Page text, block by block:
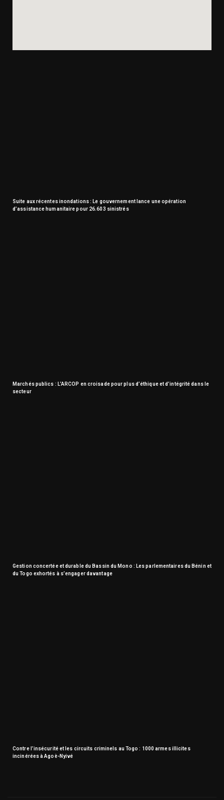
Suite aux récentes inondations : Le gouvernement lance une opération
d’assistance humanitaire pour 26.603 sinistrés
Marchés publics : L’ARCOP en croisade pour plus d’éthique et d’intégrité dans le
secteur
Gestion concertée et durable du Bassin du Mono : Les parlementaires du Bénin et
du Togo exhortés à s’engager davantage
Contre l’insécurité et les circuits criminels au Togo : 1000 armes illicites
incinérées à Agoè-Nyivé